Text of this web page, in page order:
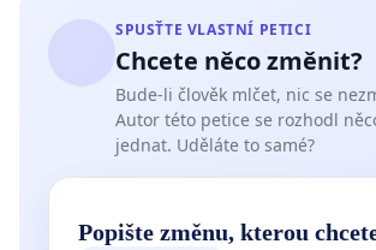
SPUSŤTE VLASTNÍ PETICI
Chcete něco změnit?
Bude-li člověk mlčet, nic se
Autor této petice se rozhodl
jednat. Uděláte to samé?
Popište změnu, kterou